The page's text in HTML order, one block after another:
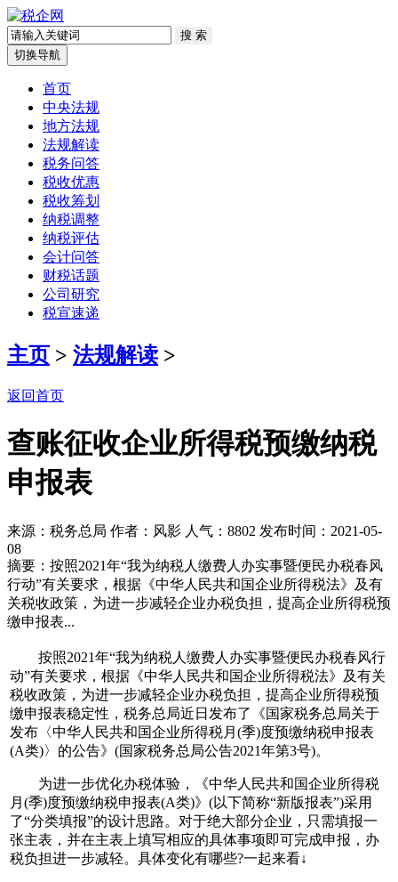
切换导航
首页
中央法规
地方法规
法规解读
税务问答
税收优惠
税收筹划
纳税调整
纳税评估
会计问答
财税话题
公司研究
税宣速递
主页 > 法规解读 >
返回首页
查账征收企业所得税预缴纳税
申报表
来源：税务总局 作者：风影 人气： 8802 发布时间：2021-05-
08
摘要：按照2021年“我为纳税人缴费人办实事暨便民办税春风
行动”有关要求，根据《中华人民共和国企业所得税法》及有
关税收政策，为进一步减轻企业办税负担，提高企业所得税预
缴申报表...
按照2021年“我为纳税人缴费人办实事暨便民办税春风行
动”有关要求，根据《中华人民共和国企业所得税法》及有关
税收政策，为进一步减轻企业办税负担，提高企业所得税预
缴申报表稳定性，税务总局近日发布了《国家税务总局关于
发布〈中华人民共和国企业所得税月(季)度预缴纳税申报表
(A类)〉的公告》(国家税务总局公告2021年第3号)。
为进一步优化办税体验，《中华人民共和国企业所得税
月(季)度预缴纳税申报表(A类)》(以下简称“新版报表”)采用
了“分类填报”的设计思路。对于绝大部分企业，只需填报一
张主表，并在主表上填写相应的具体事项即可完成申报，办
税负担进一步减轻。具体变化有哪些?一起来看↓